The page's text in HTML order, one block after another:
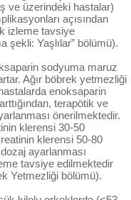
ve üzerindeki hastalar)
açısından
izleme tavsiye
şekli: Yaşlılar” bölümü).
sodyuma maruz
Ağır böbrek yetmezliği
enoksaparin
terapötik ve
önerilmektedir.
klerensi 30-50
klerensi 50-80
ayarlanması
tavsiye edilmektedir
Yetmezliği bölümü).